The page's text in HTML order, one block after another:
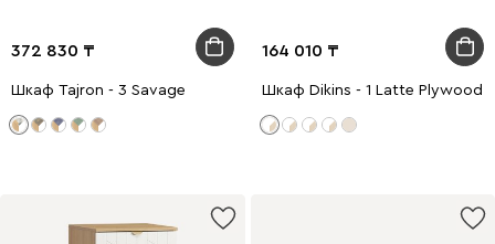
372 830
Шкаф Tajron - 3 Savage
164 010
Шкаф Dikins - 1 Latte Plywood